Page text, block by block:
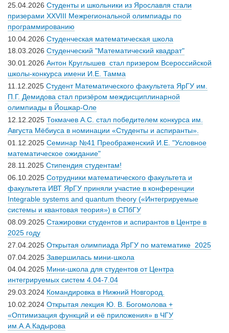
25.04.2026 Студенты и школьники из Ярославля стали
призерами XXVIII Межрегиональной олимпиады по
программированию
10.04.2026 Студенческая математическая школа
18.03.2026 Студенческий "Математический квадрат"
30.01.2026 Антон Круглышев стал призером Всероссийской
школы-конкурса имени И.Е. Тамма
11.12.2025 Студент Математического факультета ЯрГУ им.
П.Г. Демидова стал призёром междисциплинарной
олимпиады в Йошкар-Оле
12.12.2025 Токмачев А.С. стал победителем конкурса им.
Августа Мёбиуса в номинации «Студенты и аспиранты».
01.12.2025 Семинар №41 Преображенский И.Е. "Условное
математическое ожидание"
28.11.2025 Стипендия студентам!
06.10.2025 Сотрудники математического факультета и
факультета ИВТ ЯрГУ приняли участие в конференции
Integrable systems and quantum theory («Интегрируемые
системы и квантовая теория») в СПбГУ
08.09.2025 Стажировки студентов и аспирантов в Центре в
2025 году
27.04.2025 Открытая олимпиада ЯрГУ по математике 2025
07.04.2025 Завершилась мини-школа
04.04.2025 Мини-школа для студентов от Центра
интегрируемых систем 4.04-7.04
29.03.2024 Командировка в Нижний Новгород.
10.02.2024 Открытая лекция Ю. В. Богомолова +
«Оптимизация функций и её приложения» в ЧГУ
им.А.А.Кадырова